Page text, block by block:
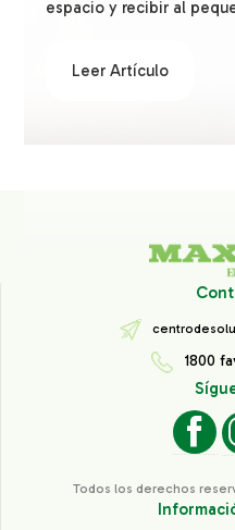
espacio y recibir al
Leer Artículo
1800
Todos los derechos